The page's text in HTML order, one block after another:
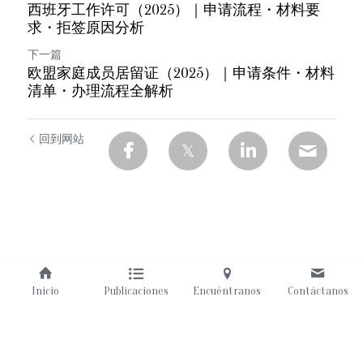
西班牙工作许可（2025）｜申请流程・材料要
求・拒签原因分析
下一篇
欧盟家庭成员居留证（2025）｜申请条件・材料
清单・办理流程全解析
回到网站
Inicio Publicaciones Encuéntranos Contáctanos